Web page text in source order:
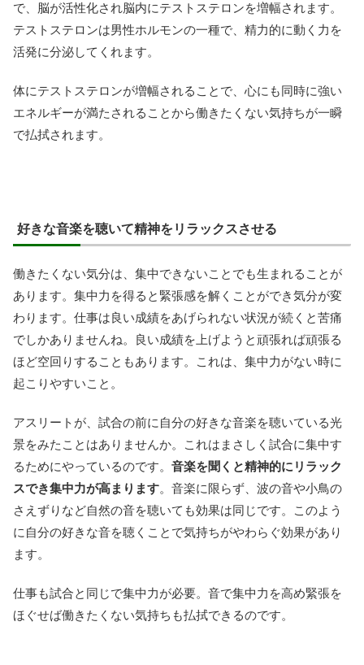
で、脳が活性化され脳内にテストステロンを増幅されます。
テストステロンは男性ホルモンの一種で、精力的に動く力を
活発に分泌してくれます。
体にテストステロンが増幅されることで、心にも同時に強い
エネルギーが満たされることから働きたくない気持ちが一瞬
で払拭されます。
好きな音楽を聴いて精神をリラックスさせる
働きたくない気分は、集中できないことでも生まれることが
あります。集中力を得ると緊張感を解くことができ気分が変
わります。仕事は良い成績をあげられない状況が続くと苦痛
でしかありませんね。良い成績を上げようと頑張れば頑張る
ほど空回りすることもあります。これは、集中力がない時に
起こりやすいこと。
アスリートが、試合の前に自分の好きな音楽を聴いている光
景をみたことはありませんか。これはまさしく試合に集中す
るためにやっているのです。 音楽を聞くと精神的にリラック
スでき集中力が高まります。音楽に限らず、波の音や小鳥の
さえずりなど自然の音を聴いても効果は同じです。このよう
に自分の好きな音を聴くことで気持ちがやわらぐ効果があり
ます。
仕事も試合と同じで集中力が必要。音で集中力を高め緊張を
ほぐせば働きたくない気持ちも払拭できるのです。